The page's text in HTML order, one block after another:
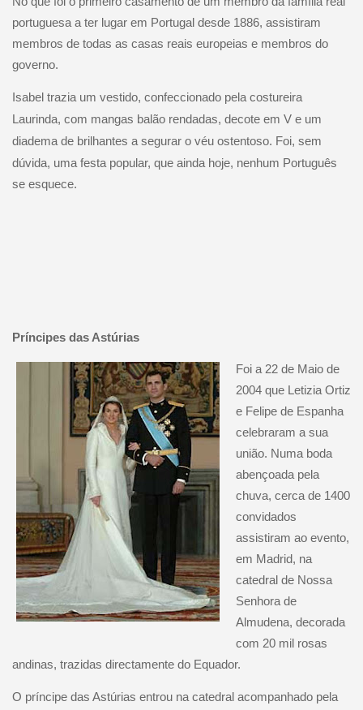
portuguesa a ter lugar em Portugal desde 1886, assistiram
membros de todas as casas reais europeias e membros do
governo.
Isabel trazia um vestido, confeccionado pela costureira
Laurinda, com mangas balão rendadas, decote em V e um
diadema de brilhantes a segurar o véu ostentoso. Foi, sem
dúvida, uma festa popular, que ainda hoje, nenhum Português
se esquece.
Príncipes das Astúrias
Foi a 22 de Maio de
2004 que Letizia Ortiz
e Felipe de Espanha
celebraram a sua
união. Numa boda
abençoada pela
chuva, cerca de 1400
convidados
assistiram ao evento,
em Madrid, na
catedral de Nossa
Senhora de
Almudena, decorada
com 20 mil rosas
andinas, trazidas directamente do Equador.
O príncipe das Astúrias entrou na catedral acompanhado pela